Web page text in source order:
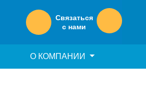
Связаться
с нами
О КОМПАНИИ